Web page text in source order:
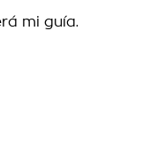
mi guía.